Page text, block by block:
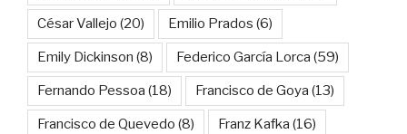
César Vallejo (20) Emilio Prados (6)
Emily Dickinson (8) Federico García Lorca (59)
Fernando Pessoa (18) Francisco de Goya (13)
Francisco de Quevedo (8) Franz Kafka (16)